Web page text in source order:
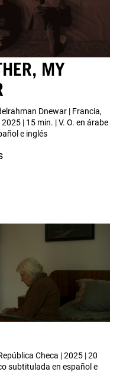
MY
Dnewar | Francia,
| 15 min. | V. O. en árabe
e inglés
Checa | 2025 | 20
subtitulada en español e